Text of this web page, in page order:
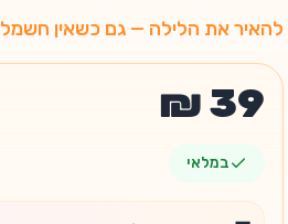
להאיר את הלילה — גם כשאין חשמל
במלאי